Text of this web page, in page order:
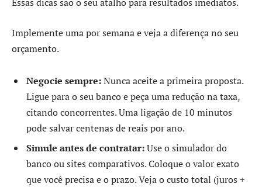
Implemente uma por semana e veja a diferença no seu
orçamento.
Negocie sempre:Nunca aceite a primeira proposta.
Ligue para o seu banco e peça uma redução na taxa,
citando concorrentes. Uma ligação de 10 minutos
pode salvar centenas de reais por ano.
Simule antes de contratar:Use o simulador do
banco ou sites comparativos. Coloque o valor exato
que você precisa e o prazo. Veja o custo total (juros +